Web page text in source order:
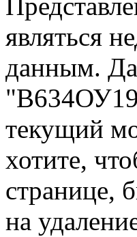
являться
данным.
текущий
хотите,
странице,
на